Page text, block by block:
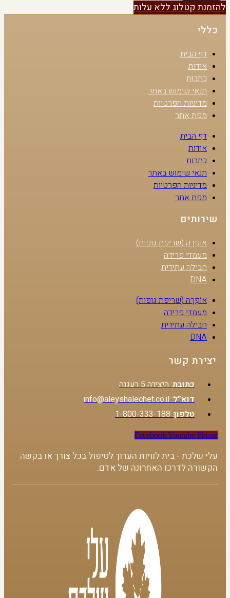
להזמנת קטלוג ללא עלות
כללי
דף הבית
אודות
כתבות
תנאי שימוש באתר
מדיניות הפרטיות
מפת אתר
דף הבית
אודות
כתבות
תנאי שימוש באתר
מדיניות הפרטיות
מפת אתר
שירותים
אוֹפְרָה (שריפת גופות)
מעמדי פרידה
חבילה עתידית
DNA
אוֹפְרָה (שריפת גופות)
מעמדי פרידה
חבילה עתידית
DNA
יצירת קשר
כתובת: היצירה 5 רעננה
דוא”ל: info@aleyshalechet.co.il
טלפון: 1-800-333-188
FacebookYoutube Phone
עלי שלכת - בית לוויות הערוך לטיפול בכל צורך או בקשה
הקשורה לדרכו האחרונה של אדם.